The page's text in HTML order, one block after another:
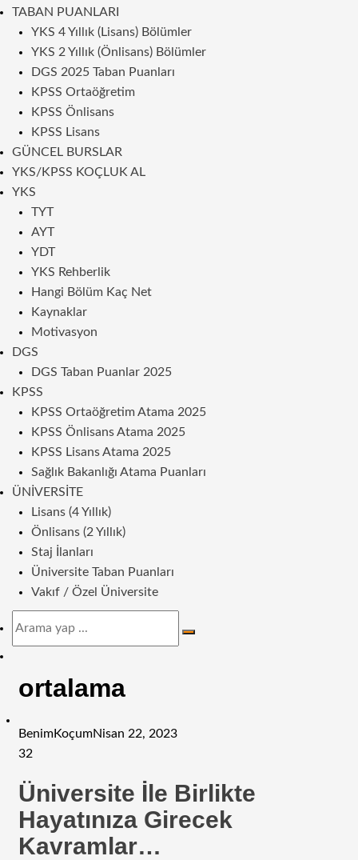
TABAN PUANLARI
YKS 4 Yıllık (Lisans) Bölümler
YKS 2 Yıllık (Önlisans) Bölümler
DGS 2025 Taban Puanları
KPSS Ortaöğretim
KPSS Önlisans
KPSS Lisans
GÜNCEL BURSLAR
YKS/KPSS KOÇLUK AL
YKS
TYT
AYT
YDT
YKS Rehberlik
Hangi Bölüm Kaç Net
Kaynaklar
Motivasyon
DGS
DGS Taban Puanlar 2025
KPSS
KPSS Ortaöğretim Atama 2025
KPSS Önlisans Atama 2025
KPSS Lisans Atama 2025
Sağlık Bakanlığı Atama Puanları
ÜNIVERSITE
Lisans (4 Yıllık)
Önlisans (2 Yıllık)
Staj İlanları
Üniversite Taban Puanları
Vakıf / Özel Üniversite
Arama
değiştir
ortalama
BenimKoçumNisan 22, 2023
32
Üniversite İle Birlikte
Hayatınıza Girecek
Kavramlar…